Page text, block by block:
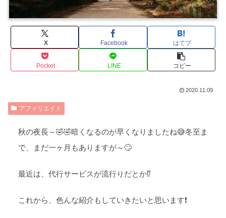
X Facebook はてブ
Pocket LINE コピー
2020.11.09
アフィリエイト
秋の夜長～🤣🤣暗くなるのが早くなりましたね😅冬至ま
で、まだ一ヶ月もありますが～🙄
最近は、代行サービスが流行りだとか⁉️
これから、色んな紹介もしていきたいと思います❗